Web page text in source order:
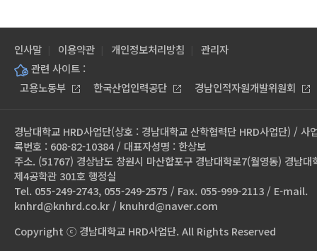
인사말 이용약관 개인정보처리방침
관리자
관련 사이트 :
고용노동부
한국산업인력공단 경남인적자원개발위원회
경남대학교 HRD사업단(상호 : 경남대학교 산학협력단 HRD사업단) / 사
록번호 : 608-82-10384 / 대표자성명 : 한상보
주소. (51767) 경상남도 창원시 마산합포구 경남대학로7(월영동) 경남대
제4공학관 301호 행정실
Tel. 055-249-2743, 055-249-2575 / Fax. 055-999-2113 / E-mail.
knhrd@knhrd.co.kr / knuhrd@naver.com
Copyright ⓒ 경남대학교 HRD사업단. All Rights Reserved